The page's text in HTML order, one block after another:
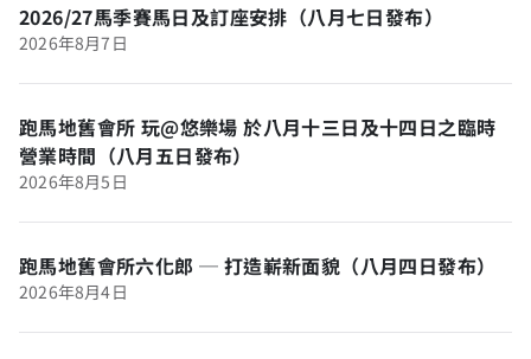
2026/27馬季賽馬日及訂座安排（八月七日發布）
2026年8月7日
跑馬地舊會所 玩@悠樂場 於八月十三日及十四日之臨時
營業時間（八月五日發布）
2026年8月5日
跑馬地舊會所六化郎 ─ 打造嶄新面貌（八月四日發布）
2026年8月4日